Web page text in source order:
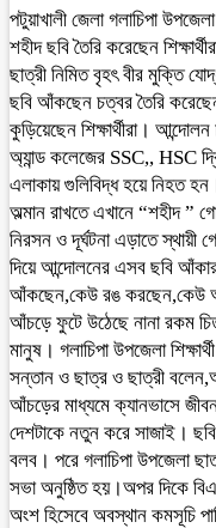
পটুয়াখালী জেলা গলাচিপা
শহীদ ছবি তৈরি করেছেন
ছাত্রী নিমিত বৃহৎ বীর মুক্তি
ছবি আঁকছেন চত্বর তৈরি
কুড়িয়েছেন শিক্ষার্থীরা।
অ্যান্ড কলেজের SSC,, HSC
এলাকায় গুলিবিদ্ধ হয়ে নিহত
অল্মান রাখতে এখানে “শহীদ ”
নিরসন ও দূর্ঘটনা এড়াতে স্থায়ী
দিয়ে আন্দোলনের এসব ছবি আঁকার
আঁকছেন,কেউ রঙ করছেন,কেউ
আঁচড়ে ফুটে উঠেছে নানা রকম
মানুষ। গলাচিপা উপজেলা
সন্তান ও ছাত্র ও ছাত্রী
আঁচড়ের মাধ্যমে ক্যানভাসে
দেশটাকে নতুন করে সাজাই।
বলব। পরে গলাচিপা উপজেলা
সভা অনুষ্ঠিত হয়।অপর দিকে
অংশ হিসেবে অবস্থান কমসূচি